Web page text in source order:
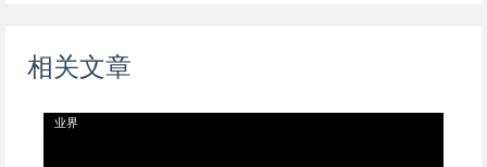
相关文章
业界